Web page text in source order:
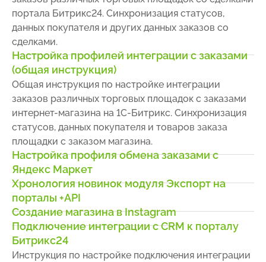
портала Битрикс24. Синхронизация статусов,
данных покупателя и других данных заказов со
сделками.
Настройка профилей интеграции с заказами
(общая инструкция)
Общая инструкция по настройке интеграции
заказов различных торговых площадок с заказами
интернет-магазина на 1С-Битрикс. Синхронизация
статусов, данных покупателя и товаров заказа
площадки с заказом магазина.
Настройка профиля обмена заказами с
Яндекс Маркет
Хронология новинок модуля Экспорт на
порталы +API
Создание магазина в Instagram
Подключение интеграции с CRM к порталу
Битрикс24
Инструкция по настройке подключения интеграции